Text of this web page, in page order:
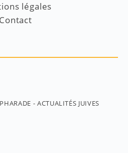
légales
Contact
- ACTUALITÉS JUIVES